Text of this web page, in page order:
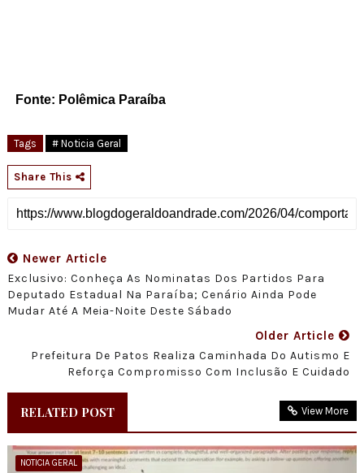
Fonte: Polêmica Paraíba
Tags # Noticia Geral
Share This
Newer Article
Exclusivo: Conheça As Nominatas Dos Partidos Para
Deputado Estadual Na Paraíba; Cenário Ainda Pode
Mudar Até A Meia-Noite Deste Sábado
Older Article
Prefeitura De Patos Realiza Caminhada Do Autismo E
Reforça Compromisso Com Inclusão E Cuidado
RELATED POST View More
NOTICIA GERAL